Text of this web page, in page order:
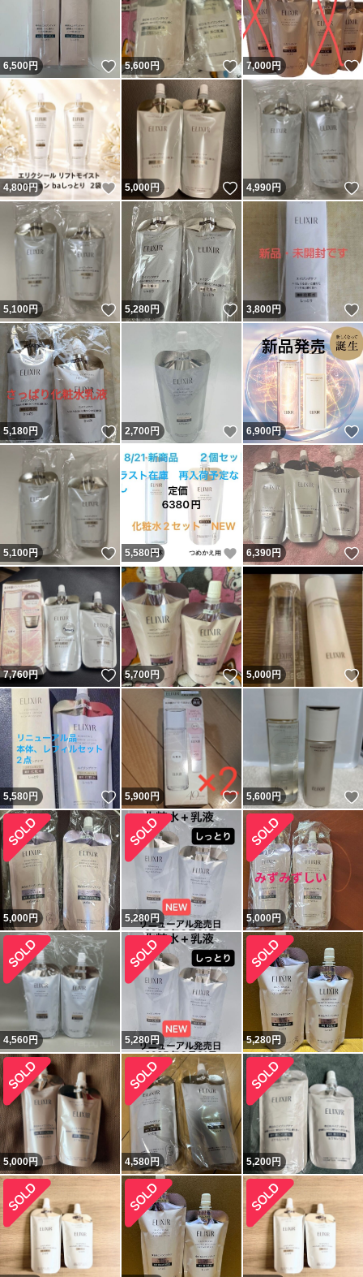
6,500円 いいね！
5,600円 いいね！
7,000円
4,800円 いいね！
5,000円 いいね！
4,990円
5,100円 いいね！
5,280円 いいね！
3,800円
5,180円 いいね！
2,700円 いいね！
6,900円
5,100円 いいね！
5,580円 いいね！
6,390円
7,760円 いいね！
5,700円 いいね！
5,000円
5,580円 いいね！
5,900円 いいね！
5,600円
5,000円 5,280円 5,000円
4,560円 5,280円 5,280円
5,000円 4,580円 5,200円